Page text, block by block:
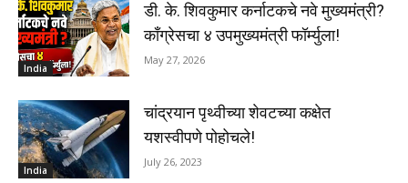
India
डी. के. शिवकुमार कर्नाटकचे नवे मुख्यमंत्री?
काँग्रेसचा ४ उपमुख्यमंत्री फॉर्म्युला!
May 27, 2026
India
चांद्रयान पृथ्वीच्या शेवटच्या कक्षेत
यशस्वीपणे पोहोचले!
July 26, 2023